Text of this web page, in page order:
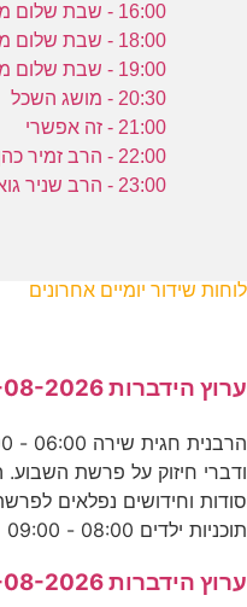
16:00 - שבת שלום מערוץ הידברות
18:00 - שבת שלום מערוץ הידברות
19:00 - שבת שלום מערוץ הידברות
20:30 - מושג השכל
21:00 - זה אפשרי
22:00 - הרב זמיר כהן
23:00 - הרב שניר גואטה
לוחות שידור יומיים אחרונים
ערוץ הידברות 07-08-2026
סודות וחידושים נפלאים
תוכניות ילדים 08:00 - 09:00
ערוץ הידברות 06-08-2026